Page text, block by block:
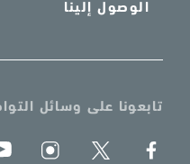
الوصول إلينا
تابعونا على وسائل